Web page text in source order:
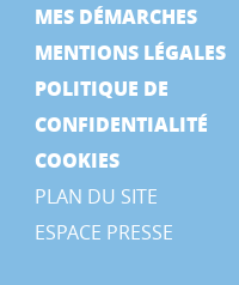
MES DÉMARCHES
MENTIONS LÉGALES
POLITIQUE DE
CONFIDENTIALITÉ
COOKIES
PLAN DU SITE
ESPACE PRESSE